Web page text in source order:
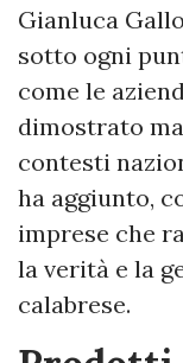
Gianluca
sotto ogni
come le
dimostrato
contesti
ha aggiunto,
imprese che
la verità e la
calabrese.